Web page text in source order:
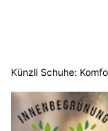
Künzli Schuhe: